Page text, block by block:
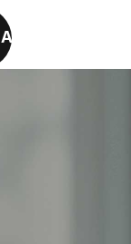
Acceder